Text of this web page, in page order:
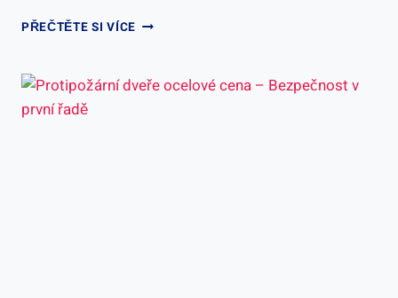
PŘEČTĚTE SI VÍCEAUDI
DVEŘOVÝ
CENA,